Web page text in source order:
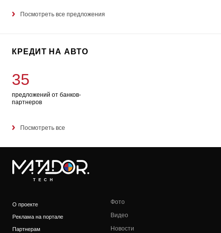
Посмотреть все предложения
КРЕДИТ НА АВТО
35
предложений от банков-
партнеров
Посмотреть все
TECH
О проекте
Реклама на портале
Партнерам
Фото
Видео
Новости